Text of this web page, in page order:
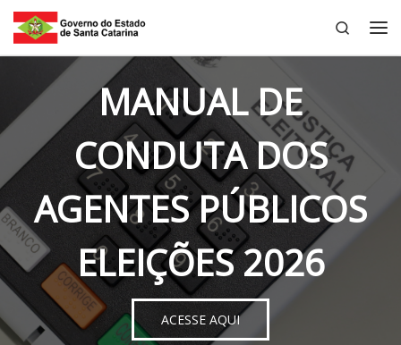
Skip to content
Search
MANUAL DE
CONDUTA DOS
AGENTES PÚBLICOS
ELEIÇÕES 2026
ACESSE AQUI